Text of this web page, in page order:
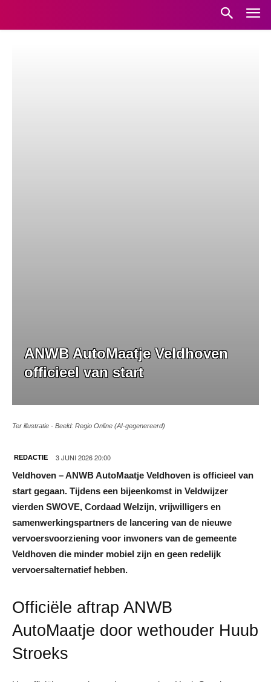
ANWB AutoMaatje Veldhoven
officieel van start
Ter illustratie - Beeld: Regio Online (AI-gegenereerd)
REDACTIE 3 JUNI 2026 20:00
Veldhoven – ANWB AutoMaatje Veldhoven is officieel van
start gegaan. Tijdens een bijeenkomst in Veldwijzer
vierden SWOVE, Cordaad Welzijn, vrijwilligers en
samenwerkingspartners de lancering van de nieuwe
vervoersvoorziening voor inwoners van de gemeente
Veldhoven die minder mobiel zijn en geen redelijk
vervoersalternatief hebben.
Officiële aftrap ANWB
AutoMaatje door wethouder Huub
Stroeks